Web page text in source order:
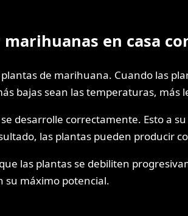
en casa
de marihuana. Cuando las
bajas sean las temperaturas, más
desarrolle correctamente. Esto a
las plantas pueden producir
las plantas se debiliten
su máximo potencial.